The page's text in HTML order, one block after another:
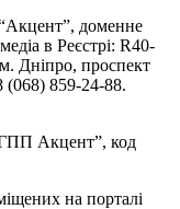
доменне
в Реєстрі: R40-
Дніпро, проспект
859-24-88.
Акцент”, код
на порталі